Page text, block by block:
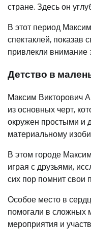
стране. Здесь он
В этот период
спектаклей, показав
привлекли внимание
Детство в
Максим Викторович
из основных черт,
окружен простыми и
материальному
В этом городе
играя с друзьями,
сих пор помнит свои
Особое место в
помогали в сложных
мероприятия и